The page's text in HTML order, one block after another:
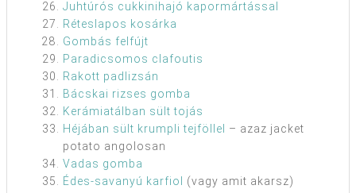
Juhtúrós cukkinihajó kapormártással
Réteslapos kosárka
Gombás felfújt
Paradicsomos clafoutis
Rakott padlizsán
Bácskai rizses gomba
Kerámiatálban sült tojás
Héjában sült krumpli tejföllel
– azaz jacket
potato angolosan
Vadas gomba
Édes-savanyú karfiol
(vagy amit akarsz)